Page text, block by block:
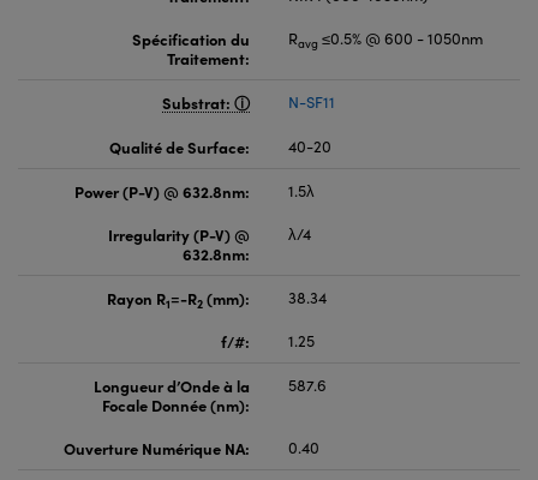
Spécification du
Traitement:
Ravg ≤0.5% @ 600 - 1050nm
Substrat: N-SF11
Qualité de Surface: 40-20
Power (P-V) @ 632.8nm:
1.5λ
Irregularity (P-V) @
632.8nm:
λ/4
Rayon R1=-R2 (mm):
38.34
f/#:
1.25
Longueur d’Onde à la
Focale Donnée (nm):
587.6
Ouverture Numérique NA: 0.40